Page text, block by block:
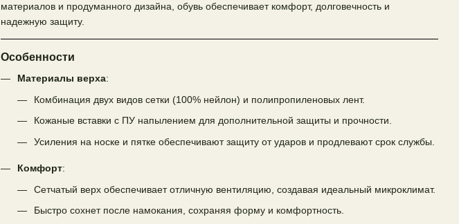
материалов и продуманного дизайна, обувь обеспечивает комфорт, долговечность и
надежную защиту.
Особенности
Материалы верха:
Комбинация двух видов сетки (100% нейлон) и полипропиленовых лент.
Кожаные вставки с ПУ напылением для дополнительной защиты и прочности.
Усиления на носке и пятке обеспечивают защиту от ударов и продлевают срок службы.
Комфорт:
Сетчатый верх обеспечивает отличную вентиляцию, создавая идеальный микроклимат.
Быстро сохнет после намокания, сохраняя форму и комфортность.